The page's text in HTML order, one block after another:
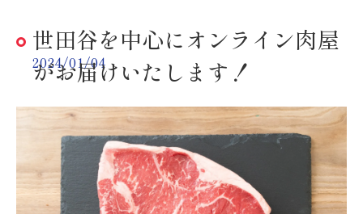
世田谷を中心にオンライン肉屋
がお届けいたします！
2024/01/04